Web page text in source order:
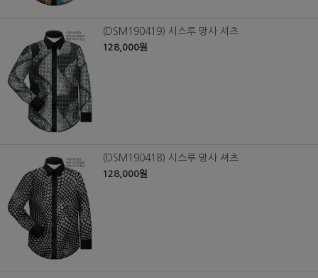
(DSM190419) 시스루 망사 셔츠
128,000원
(DSM190418) 시스루 망사 셔츠
128,000원